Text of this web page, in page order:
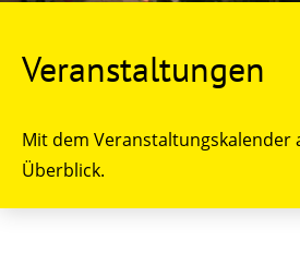
Veranstaltungen
Mit dem Veranstaltungskalender
Überblick.